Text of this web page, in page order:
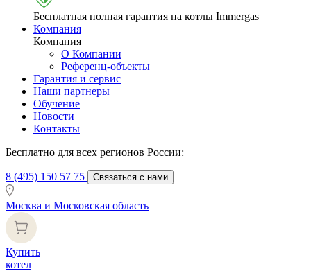
Бесплатная полная гарантия на котлы Immergas
Компания
Компания
О Компании
Референц-объекты
Гарантия и сервис
Наши партнеры
Обучение
Новости
Контакты
Бесплатно для всех регионов России:
8 (495) 150 57 75 Связаться с нами
Москва и Московская область
Купить
котел